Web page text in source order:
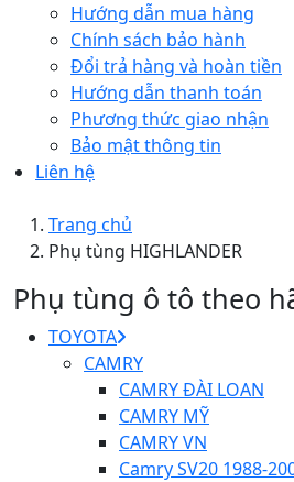
Hướng dẫn mua hàng
Chính sách bảo hành
Đổi trả hàng và hoàn tiền
Hướng dẫn thanh toán
Phương thức giao nhận
Bảo mật thông tin
Liên hệ
Trang chủ
Phụ tùng HIGHLANDER
Phụ tùng ô tô theo
TOYOTA
CAMRY
CAMRY ĐÀI LOAN
CAMRY MỸ
CAMRY VN
Camry SV20 1988-